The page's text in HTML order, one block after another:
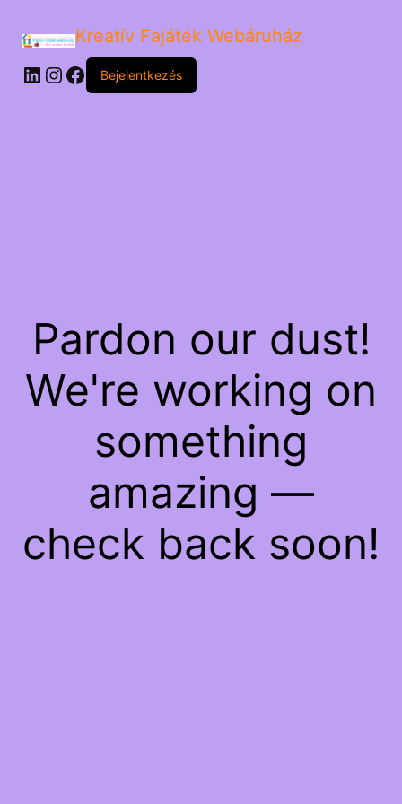
Kreatív Fajáték Webáruház
LinkedIn
Instagram
Facebook
Bejelentkezés
Pardon our dust!
We're working on
something
amazing —
check back soon!